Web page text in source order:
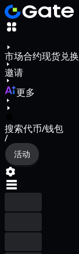
市场合约现货兑换
邀请
更多
搜索代币/钱包
/
活动